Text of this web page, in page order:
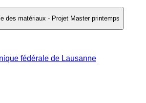
des matériaux - Projet Master printemps